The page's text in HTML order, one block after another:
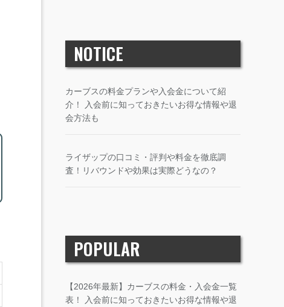
NOTICE
カーブスの料金プランや入会金について紹
介！ 入会前に知っておきたいお得な情報や退
会方法も
ライザップの口コミ・評判や料金を徹底調
査！リバウンドや効果は実際どうなの？
POPULAR
【2026年最新】カーブスの料金・入会金一覧
表！ 入会前に知っておきたいお得な情報や退